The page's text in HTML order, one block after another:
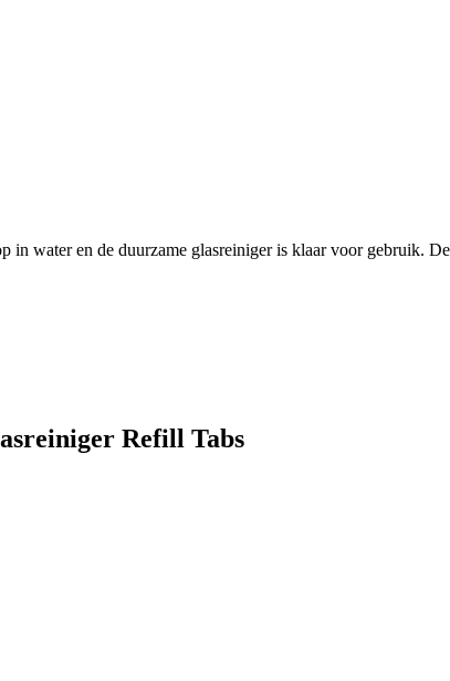
in water en de duurzame glasreiniger is klaar voor gebruik.
Refill Tabs